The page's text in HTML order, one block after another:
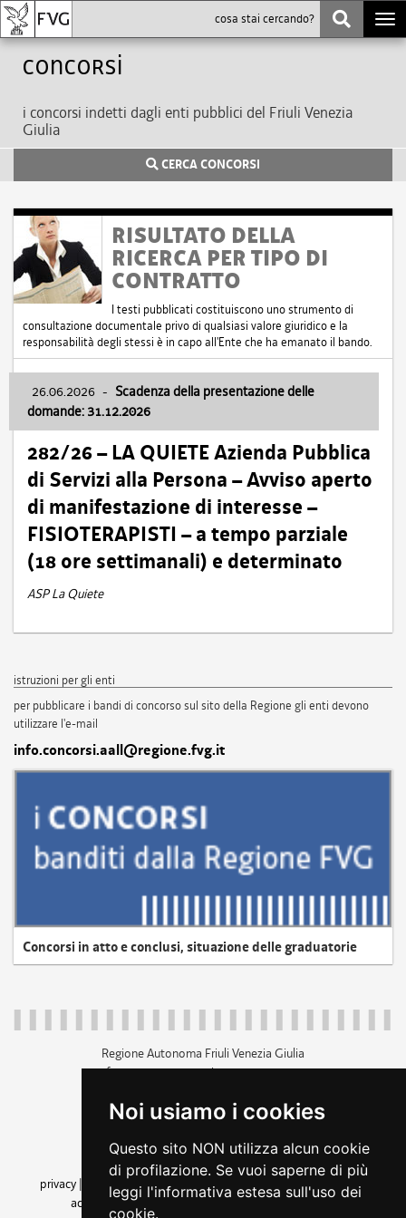
Noi usiamo i cookies
Questo sito NON utilizza alcun cookie
di profilazione. Se vuoi saperne di più
leggi l'informativa estesa sull'uso dei
cookie.
Concorsi
i concorsi indetti dagli enti pubblici del Friuli Venezia
Giulia
CERCA CONCORSI
RISULTATO DELLA
RICERCA PER TIPO DI
CONTRATTO
I testi pubblicati costituiscono uno strumento di
consultazione documentale privo di qualsiasi valore giuridico e la
responsabilità degli stessi è in capo all'Ente che ha emanato il bando.
26.06.2026 - Scadenza della presentazione delle
domande: 31.12.2026
282/26 – LA QUIETE Azienda Pubblica
di Servizi alla Persona – Avviso aperto
di manifestazione di interesse –
FISIOTERAPISTI – a tempo parziale
(18 ore settimanali) e determinato
ASP La Quiete
istruzioni per gli enti
per pubblicare i bandi di concorso sul sito della Regione gli enti devono
utilizzare l'e-mail
info.concorsi.aall@regione.fvg.it
Concorsi in atto e conclusi, situazione delle graduatorie
Regione Autonoma Friuli Venezia Giulia
c.f. 80014930327; p.iva 00526040324
+39 040 3771111
amministrazione trasparente
privacy
cookie |note legali accessibilità
dichiarazione di
accessibilità| feedback cambio preferenze cookie